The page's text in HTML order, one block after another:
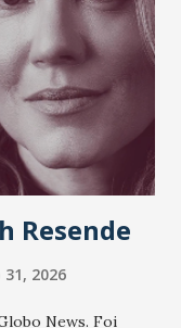
Resende
2026
News. Foi